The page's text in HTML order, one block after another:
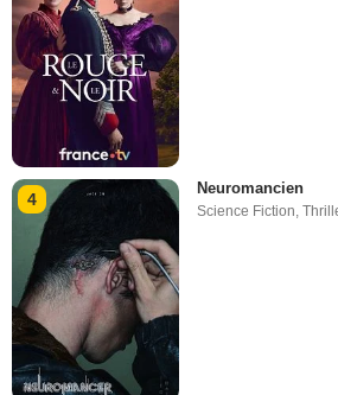
4
Neuromancien
Science Fiction,